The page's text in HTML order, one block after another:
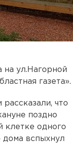
на ул.Нагорной
газета».
что
поздно
клетке одного
дома вспыхнул